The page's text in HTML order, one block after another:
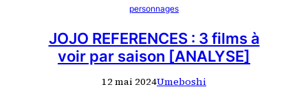
personnages
JOJO REFERENCES : 3 films à
voir par saison [ANALYSE]
12 mai 2024Umeboshi